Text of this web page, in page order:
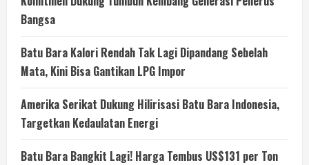
Bangsa
Batu Bara Kalori Rendah Tak Lagi Dipandang Sebelah
Mata, Kini Bisa Gantikan LPG Impor
Amerika Serikat Dukung Hilirisasi Batu Bara Indonesia,
Targetkan Kedaulatan Energi
Batu Bara Bangkit Lagi! Harga Tembus US$131 per Ton